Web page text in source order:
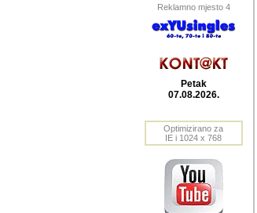
Reklamno mjesto 4
Petak
07.08.2026.
Optimizirano za
IE i 1024 x 768